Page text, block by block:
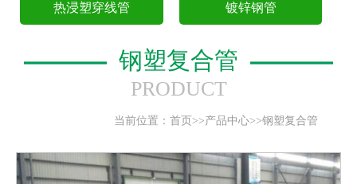
热浸塑穿线管 镀锌钢管
钢塑复合管
PRODUCT
当前位置： 首页 >>产品中心>>钢塑复合管